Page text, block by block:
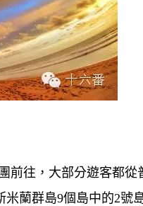
前往，大部分遊客都
蘭群島9個島中的2號